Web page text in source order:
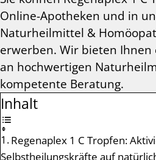
Online-Apotheken und in
Naturheilmittel &
erwerben. Wir bieten Ihnen
an hochwertigen
kompetente Beratung.
Inhalt
Regenaplex 1 C Tropfen:
Selbstheilungskräfte auf